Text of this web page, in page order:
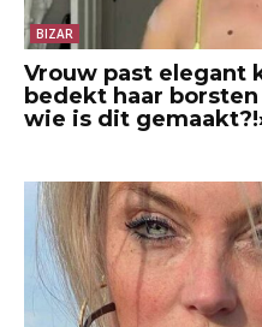
BIZAR
Vrouw past elegant
bedekt haar
wie is dit